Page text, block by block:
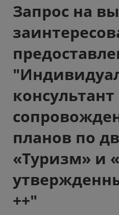
Запрос на
планов по
«Туризм» и
++"